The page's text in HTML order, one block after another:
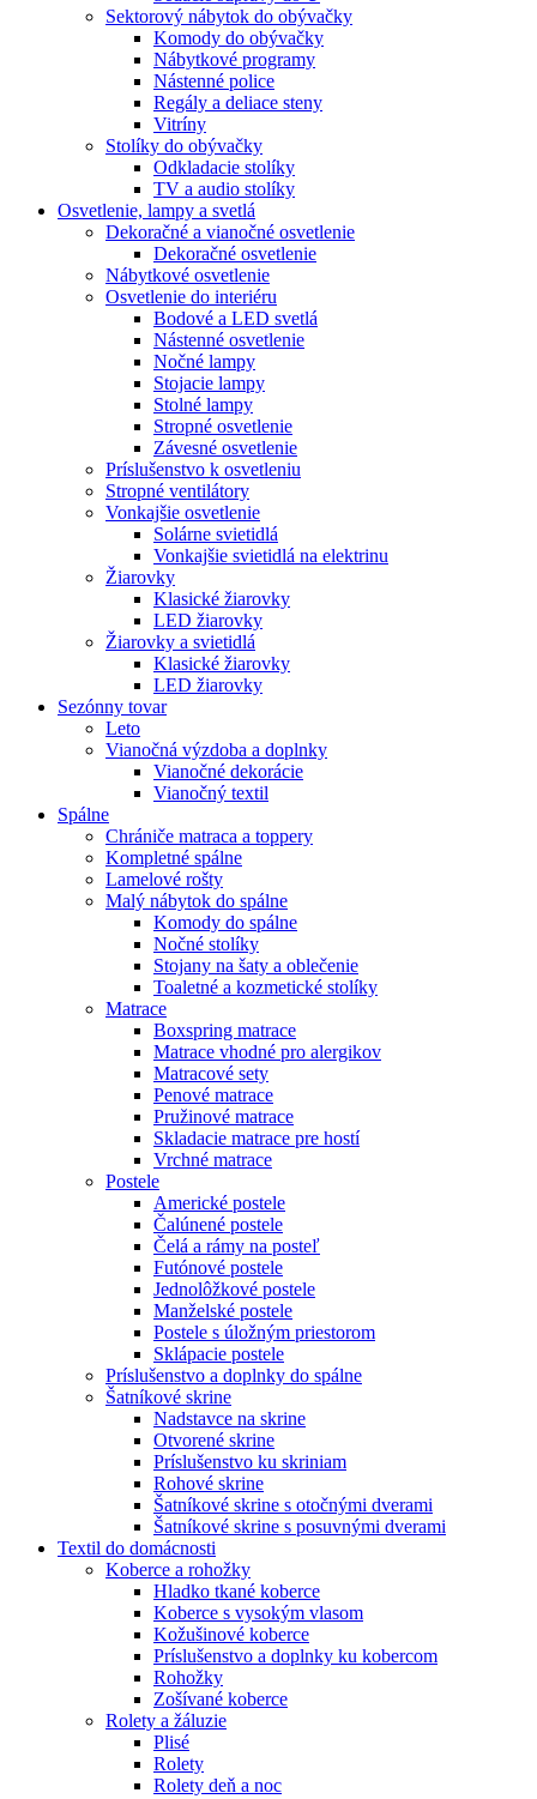
Sektorový nábytok do obývačky
Komody do obývačky
Nábytkové programy
Nástenné police
Regály a deliace steny
Vitríny
Stolíky do obývačky
Odkladacie stolíky
TV a audio stolíky
Osvetlenie, lampy a svetlá
Dekoračné a vianočné osvetlenie
Dekoračné osvetlenie
Nábytkové osvetlenie
Osvetlenie do interiéru
Bodové a LED svetlá
Nástenné osvetlenie
Nočné lampy
Stojacie lampy
Stolné lampy
Stropné osvetlenie
Závesné osvetlenie
Príslušenstvo k osvetleniu
Stropné ventilátory
Vonkajšie osvetlenie
Solárne svietidlá
Vonkajšie svietidlá na elektrinu
Žiarovky
Klasické žiarovky
LED žiarovky
Žiarovky a svietidlá
Klasické žiarovky
LED žiarovky
Sezónny tovar
Leto
Vianočná výzdoba a doplnky
Vianočné dekorácie
Vianočný textil
Spálne
Chrániče matraca a toppery
Kompletné spálne
Lamelové rošty
Malý nábytok do spálne
Komody do spálne
Nočné stolíky
Stojany na šaty a oblečenie
Toaletné a kozmetické stolíky
Matrace
Boxspring matrace
Matrace vhodné pro alergikov
Matracové sety
Penové matrace
Pružinové matrace
Skladacie matrace pre hostí
Vrchné matrace
Postele
Americké postele
Čalúnené postele
Čelá a rámy na posteľ
Futónové postele
Jednolôžkové postele
Manželské postele
Postele s úložným priestorom
Sklápacie postele
Príslušenstvo a doplnky do spálne
Šatníkové skrine
Nadstavce na skrine
Otvorené skrine
Príslušenstvo ku skriniam
Rohové skrine
Šatníkové skrine s otočnými dverami
Šatníkové skrine s posuvnými dverami
Textil do domácnosti
Koberce a rohožky
Hladko tkané koberce
Koberce s vysokým vlasom
Kožušinové koberce
Príslušenstvo a doplnky ku kobercom
Rohožky
Zošívané koberce
Rolety a žáluzie
Plisé
Rolety
Rolety deň a noc